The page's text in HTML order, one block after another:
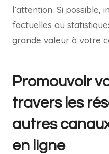
l’attention. Si possible,
factuelles ou
grande valeur à votre
Promouvoir
travers les
autres
en ligne